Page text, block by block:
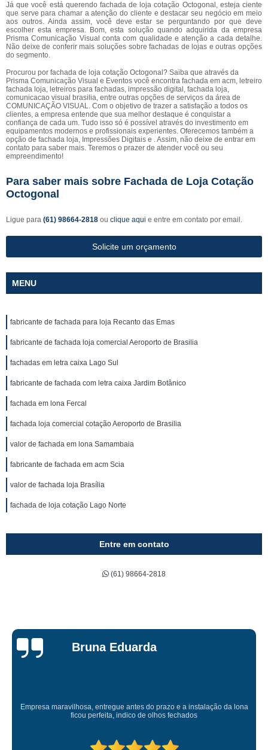
Já que você está querendo fachada de loja cotação Octogonal, esteja ciente
que serve para chamar a atenção do cliente e destacar seu negócio em meio
aos outros. Ainda assim, você deve estar se perguntando por que deve
escolher esta empresa. Bom, esta solução quando adquirida da empresa
Prisma Comunicação Visual conta com qualidade e atenção a cada detalhe.
Não deixe de conferir mais soluções sobre fachadas de lojas e outras opções
do segmento.
Procurou por fachada de loja cotação Octogonal? Saiba que através da
Prisma Comunicação Visual e Eventos você encontra fachada em acm, letreiro
fachada loja, letreiros para fachadas, impressão digital, fachada loja,
comunicacao visual brasilia, entre outras opções de serviços da área de
COMUNICAÇÃO VISUAL. Com o objetivo de trazer a satisfação a todos os
clientes, a empresa entende que sua melhor destaque é conquistar a
confiança de cada um. Tudo isso só é possível através do investimento em
equipamentos modernos e profissionais experientes. Oferecemos também a
opção de fachada loja, Impressões Digitais e . Assim, não deixe de entrar em
contato para saber mais. Teremos o prazer de atender você ou seu
empreendimento!
Para saber mais sobre Fachada de Loja Cotação
Octogonal
Ligue para (61) 98664-2818 ou clique aqui e entre em contato por email.
Solicite um orçamento
MENU
fabricante de fachada para loja Recanto das Emas
fabricante de fachada loja comercial Aeroporto de Brasilia
fachadas em letra caixa Lago Sul
fabricante de fachada com letra caixa Jardim Botânico
fachada em lona Fercal
fachada loja comercial cotação Aeroporto de Brasilia
valor de fachada em lona Samambaia
fabricante de fachada em acm Scia
valor de fachada loja Brasília
fachada de loja cotação Lago Norte
Entre em contato
(61) 98664-2818
Bruna Eduarda
Empresa maravilhosa, entregue antes do prazo e a instalação da lona
ficou perfeita, indico de olhos fechados